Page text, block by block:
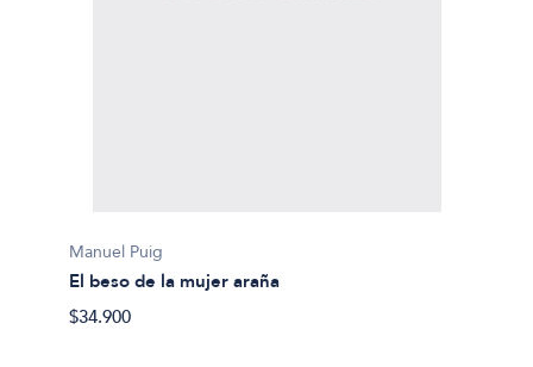
Manuel Puig
El beso de la mujer araña
$34.900